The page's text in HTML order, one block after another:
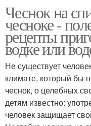
Чеснок на
чесноке -
рецепты
водке или
Не существует
климате, который бы
чеснок, о целебных
детям известно:
человек защищает